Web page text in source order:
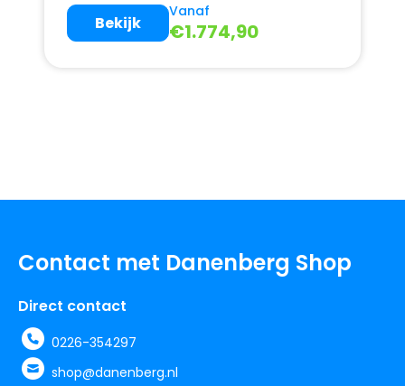
Vanaf
€1.774,90
Bekijk
Contact met Danenberg Shop
Direct contact
0226-354297
shop@danenberg.nl